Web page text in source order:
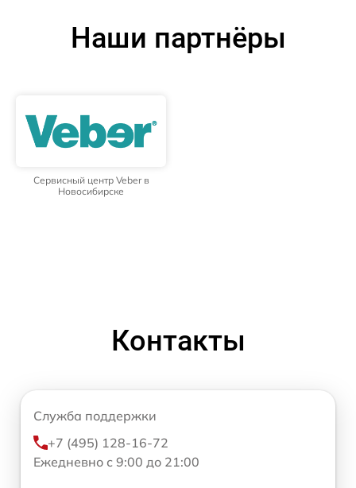
Наши партнёры
Сервисный центр Veber в
Новосибирске
Контакты
Служба поддержки
+7 (495) 128-16-72
Ежедневно с 9:00 до 21:00